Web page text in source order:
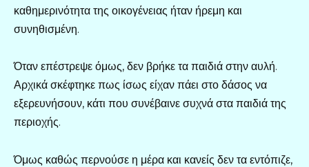
καθημερινότητα της οικογένειας ήταν ήρεμη και
συνηθισμένη.
Όταν επέστρεψε όμως, δεν βρήκε τα παιδιά στην αυλή.
Αρχικά σκέφτηκε πως ίσως είχαν πάει στο δάσος να
εξερευνήσουν, κάτι που συνέβαινε συχνά στα παιδιά της
περιοχής.
Όμως καθώς περνούσε η μέρα και κανείς δεν τα εντόπιζε,